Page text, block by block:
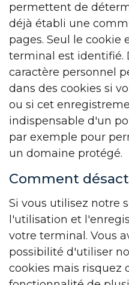
permettent de
déjà établi une
pages. Seul le cookie
terminal est identifié.
caractère personnel
dans des cookies si
ou si cet
indispensable d'un
par exemple pour
un domaine protégé.
Comment
Si vous utilisez notre
l'utilisation et
votre terminal. Vous
possibilité d'utiliser
cookies mais risquez